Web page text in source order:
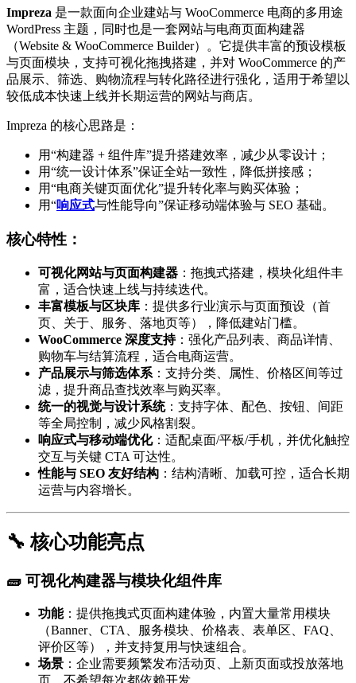
Impreza 是一款面向企业建站与 WooCommerce 电商的多用途
WordPress 主题，同时也是一套网站与电商页面构建器
（Website & WooCommerce Builder）。它提供丰富的预设模板
与页面模块，支持可视化拖拽搭建，并对 WooCommerce 的产
品展示、筛选、购物流程与转化路径进行强化，适用于希望以
较低成本快速上线并长期运营的网站与商店。
Impreza 的核心思路是：
用“构建器 + 组件库”提升搭建效率，减少从零设计；
用“统一设计体系”保证全站一致性，降低拼接感；
用“电商关键页面优化”提升转化率与购买体验；
用“响应式与性能导向”保证移动端体验与 SEO 基础。
核心特性：
可视化网站与页面构建器 ：拖拽式搭建，模块化组件丰
富，适合快速上线与持续迭代。
丰富模板与区块库 ：提供多行业演示与页面预设（首
页、关于、服务、落地页等），降低建站门槛。
WooCommerce 深度支持：强化产品列表、商品详情、
购物车与结算流程，适合电商运营。
产品展示与筛选体系 ：支持分类、属性、价格区间等过
滤，提升商品查找效率与购买率。
统一的视觉与设计系统：支持字体、配色、按钮、间距
等全局控制，减少风格割裂。
响应式与移动端优化：适配桌面/平板/手机，并优化触控
交互与关键 CTA 可达性。
性能与 SEO 友好结构 ：结构清晰、加载可控，适合长期
运营与内容增长。
🔧 核心功能亮点
🧱 可视化构建器与模块化组件库
功能：提供拖拽式页面构建体验，内置大量常用模块
（Banner、CTA、服务模块、价格表、表单区、FAQ、
评价区等），并支持复用与快速组合。
场景 ：企业需要频繁发布活动页、上新页面或投放落地